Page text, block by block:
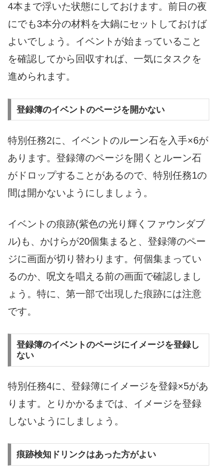
4本まで浮いた状態にしておけます。前日の夜
にでも3本分の材料を大鍋にセットしておけば
よいでしょう。イベントが始まっていること
を確認してから回収すれば、一気にタスクを
進められます。
登録簿のイベントのページを開かない
特別任務2に、イベントのルーン石を入手×6が
あります。登録簿のページを開くとルーン石
がドロップすることがあるので、特別任務1の
間は開かないようにしましょう。
イベントの痕跡(紫色の光り輝くファウンダブ
ル)も、かけらが20個集まると、登録簿のペー
ジに画面が切り替わります。何個集まってい
るのか、呪文を唱える前の画面で確認しまし
ょう。特に、第一部で出現した痕跡には注意
です。
登録簿のイベントのページにイメージを登録し
ない
特別任務4に、登録簿にイメージを登録×5があ
ります。とりかかるまでは、イメージを登録
しないようにしましょう。
痕跡検知ドリンクはあった方がよい